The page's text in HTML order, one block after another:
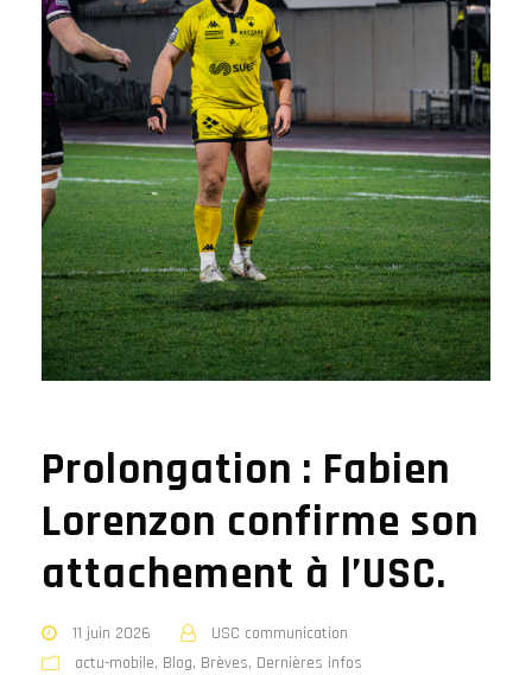
Prolongation : Fabien
Lorenzon confirme son
attachement à l’USC.
11 juin 2026
USC communication
actu-mobile, Blog, Brèves, Dernières infos